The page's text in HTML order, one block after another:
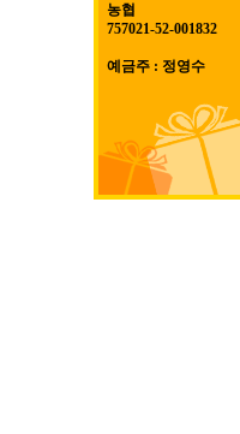
농협
757021-52-001832
예금주 : 정영수